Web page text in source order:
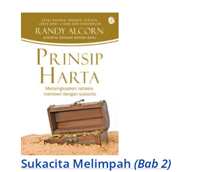
Sukacita Melimpah (Bab 2)